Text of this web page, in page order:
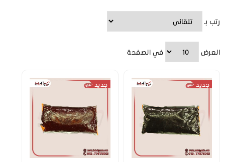
رتب بـ
العرض في الصفحة
جديد جديد